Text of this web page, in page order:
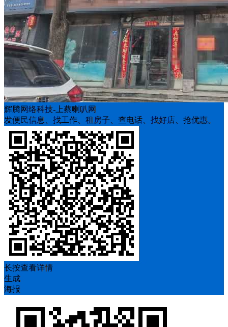
辉腾网络科技-上蔡喇叭网
发便民信息、找工作、租房子、查电话、找好店、抢优惠。
长按查看详情
生成
海报